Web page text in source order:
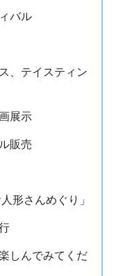
バル
、テイスティン
展示
販売
形さんめぐり」
しんでみてくだ